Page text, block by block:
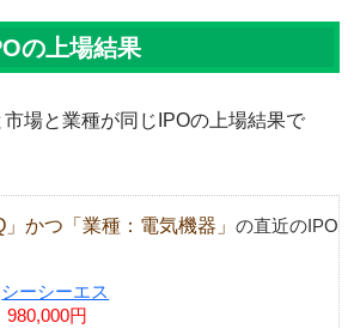
の上場結果
場と業種が同じIPOの上場結果で
」かつ「業種：電気機器」 の直近のIPO
シーシーエス
980,000円